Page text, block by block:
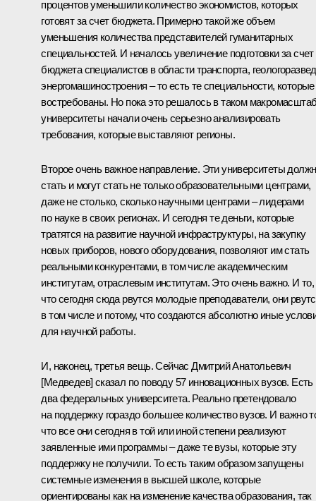
процентов уменьшили количество экономистов, которых
готовят за счет бюджета. Примерно такой же объем
уменьшения количества представителей гуманитарных
специальностей. И началось увеличение подготовки за счет
бюджета специалистов в области транспорта,
энергомашиностроения – то есть те специальности, которые
востребованы. Но пока это решалось в таком
университеты начали очень серьезно анализировать
требования, которые выставляют регионы.
Второе очень важное направление. Эти университеты
стать и могут стать не только образовательными центрами,
даже не столько, сколько научными центрами – лидерами
по науке в своих регионах. И сегодня те деньги, которые
тратятся на развитие научной инфраструктуры, на закупку
новых приборов, нового оборудования, позволяют им стать
реальными конкурентами, в том числе академическим
институтам, отраслевым институтам. Это очень важно. И то,
что сегодня сюда рвутся молодые преподаватели, они
в том числе и потому, что создаются абсолютно иные
для научной работы.
И, наконец, третья вещь. Сейчас Дмитрий Анатольевич
[Медведев] сказал по поводу 57 инновационных вузов. Есть
два федеральных университета. Реально претендовало
на поддержку гораздо большее количество вузов. И важно
что все они сегодня в той или иной степени реализуют
заявленные ими программы – даже те вузы, которые эту
поддержку не получили. То есть таким образом запущены
системные изменения в высшей школе, которые
ориентированы как на изменение качества образования, так